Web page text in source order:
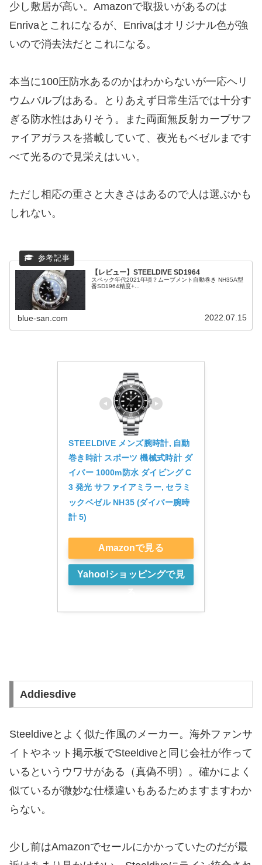
少し敷居が高い。Amazonで取扱いがあるのは
Enrivaとこれになるが、Enrivaはオリジナル色が強
いので消去法だとこれになる。
本当に100圧防水あるのかはわからないが一応ヘリ
ウムバルブはある。とりあえず日常生活では十分す
ぎる防水性はありそう。また両面無反射カーブサフ
ァイアガラスを搭載していて、夜光もベゼルまです
べて光るので見栄えはいい。
ただし相応の重さと大きさはあるので人は選ぶかも
しれない。
【レビュー】STEELDIVE SD1964
スペック年代2021年頃？ムーブメント自動巻き NH35A型
番SD1964精度+...
blue-san.com 2022.07.15
STEELDIVE メンズ腕時計, 自動
巻き時計 スポーツ 機械式時計 ダ
イバー 1000m防水 ダイビング C
3 発光 サファイアミラー, セラミ
ックベゼル NH35 (ダイバー腕時
計 5)
Amazonで見る
Yahoo!ショッピングで見
Addiesdive
Steeldiveとよく似た作風のメーカー。海外ファンサ
イトやネット掲示板でSteeldiveと同じ会社が作って
いるというウワサがある（真偽不明）。確かによく
似ているが微妙な仕様違いもあるためますますわか
らない。
少し前はAmazonでセールにかかっていたのだが最